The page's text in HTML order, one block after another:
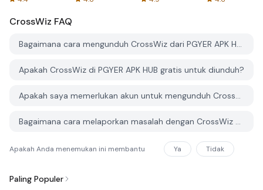
CrossWiz FAQ
Bagaimana cara mengunduh CrossWiz dari PGYER APK HUB?
Apakah CrossWiz di PGYER APK HUB gratis untuk diunduh?
Apakah saya memerlukan akun untuk mengunduh CrossWiz dari PGYER APK HUB?
Bagaimana cara melaporkan masalah dengan CrossWiz di PGYER APK HUB?
Apakah Anda menemukan ini membantu Ya Tidak
Paling Populer